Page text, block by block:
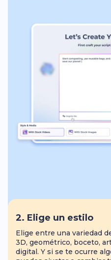
2. Elige un estilo
Elige entre una variedad
3D, geométrico, boceto,
digital. Y si se te ocurre